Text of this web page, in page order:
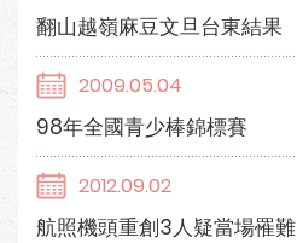
翻山越嶺麻豆文旦台東結果
2009.05.04
98年全國青少棒錦標賽
2012.09.02
航照機頭重創3人疑當場罹難